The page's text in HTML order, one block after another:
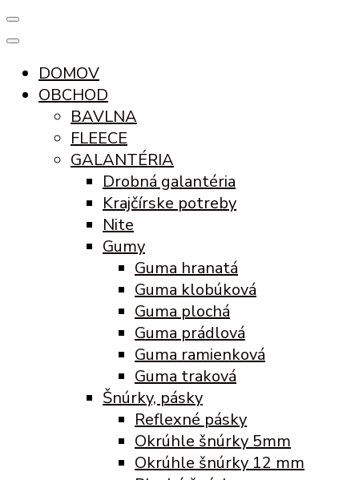
DOMOV
OBCHOD
BAVLNA
FLEECE
GALANTÉRIA
Drobná galantéria
Krajčírske potreby
Nite
Gumy
Guma hranatá
Guma klobúková
Guma plochá
Guma prádlová
Guma ramienková
Guma traková
Šnúrky, pásky
Reflexné pásky
Okrúhle šnúrky 5mm
Okrúhle šnúrky 12 mm